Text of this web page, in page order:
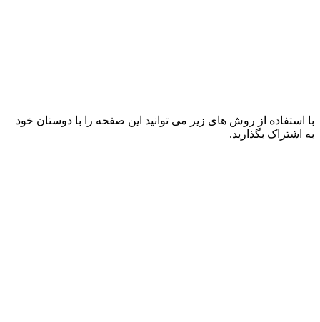
با استفاده از روش های زیر می توانید این صفحه را با دوستان خود
به اشتراک بگذارید.